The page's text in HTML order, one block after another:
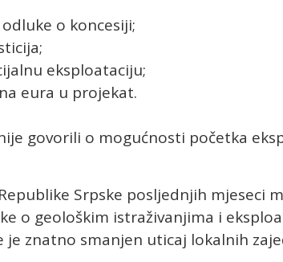
o koncesiji;
eksploataciju;
eura u projekat.
govorili o mogućnosti početka
Srpske posljednjih mjeseci
o geološkim istraživanjima i
je znatno smanjen uticaj lokalnih